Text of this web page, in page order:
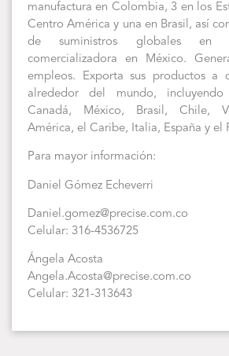
manufactura en Colombia, 3 en los
Centro América y una en Brasil, así
de suministros globales
comercializadora en México.
empleos. Exporta sus productos a
alrededor del mundo, incluyendo
Canadá, México, Brasil, Chile,
América, el Caribe, Italia, España y el
Para mayor información:
Daniel Gómez Echeverri
Daniel.gomez@precise.com.co
Celular: 316-4536725
Ángela Acosta
Angela.Acosta@precise.com.co
Celular: 321-313643